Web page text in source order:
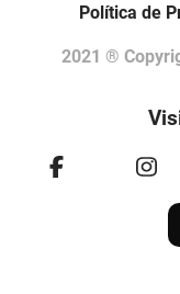
Política de
2021 ®